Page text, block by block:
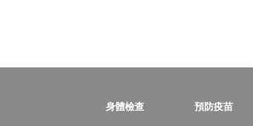
身體檢查 預防疫苗